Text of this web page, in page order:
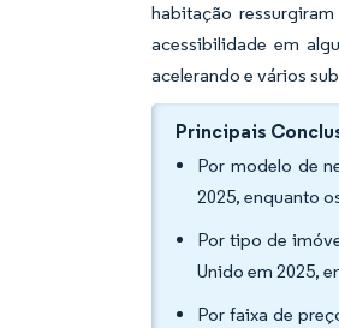
habitação
acessibilidade em
acelerando e vários
Principais
Por modelo de
2025, enquanto
Por tipo de
Unido em 2025,
Por faixa de